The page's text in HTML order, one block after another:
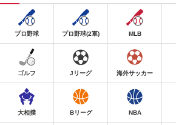
プロ野球 プロ野球(2軍) MLB
ゴルフ Jリーグ 海外サッカー
大相撲 Bリーグ NBA